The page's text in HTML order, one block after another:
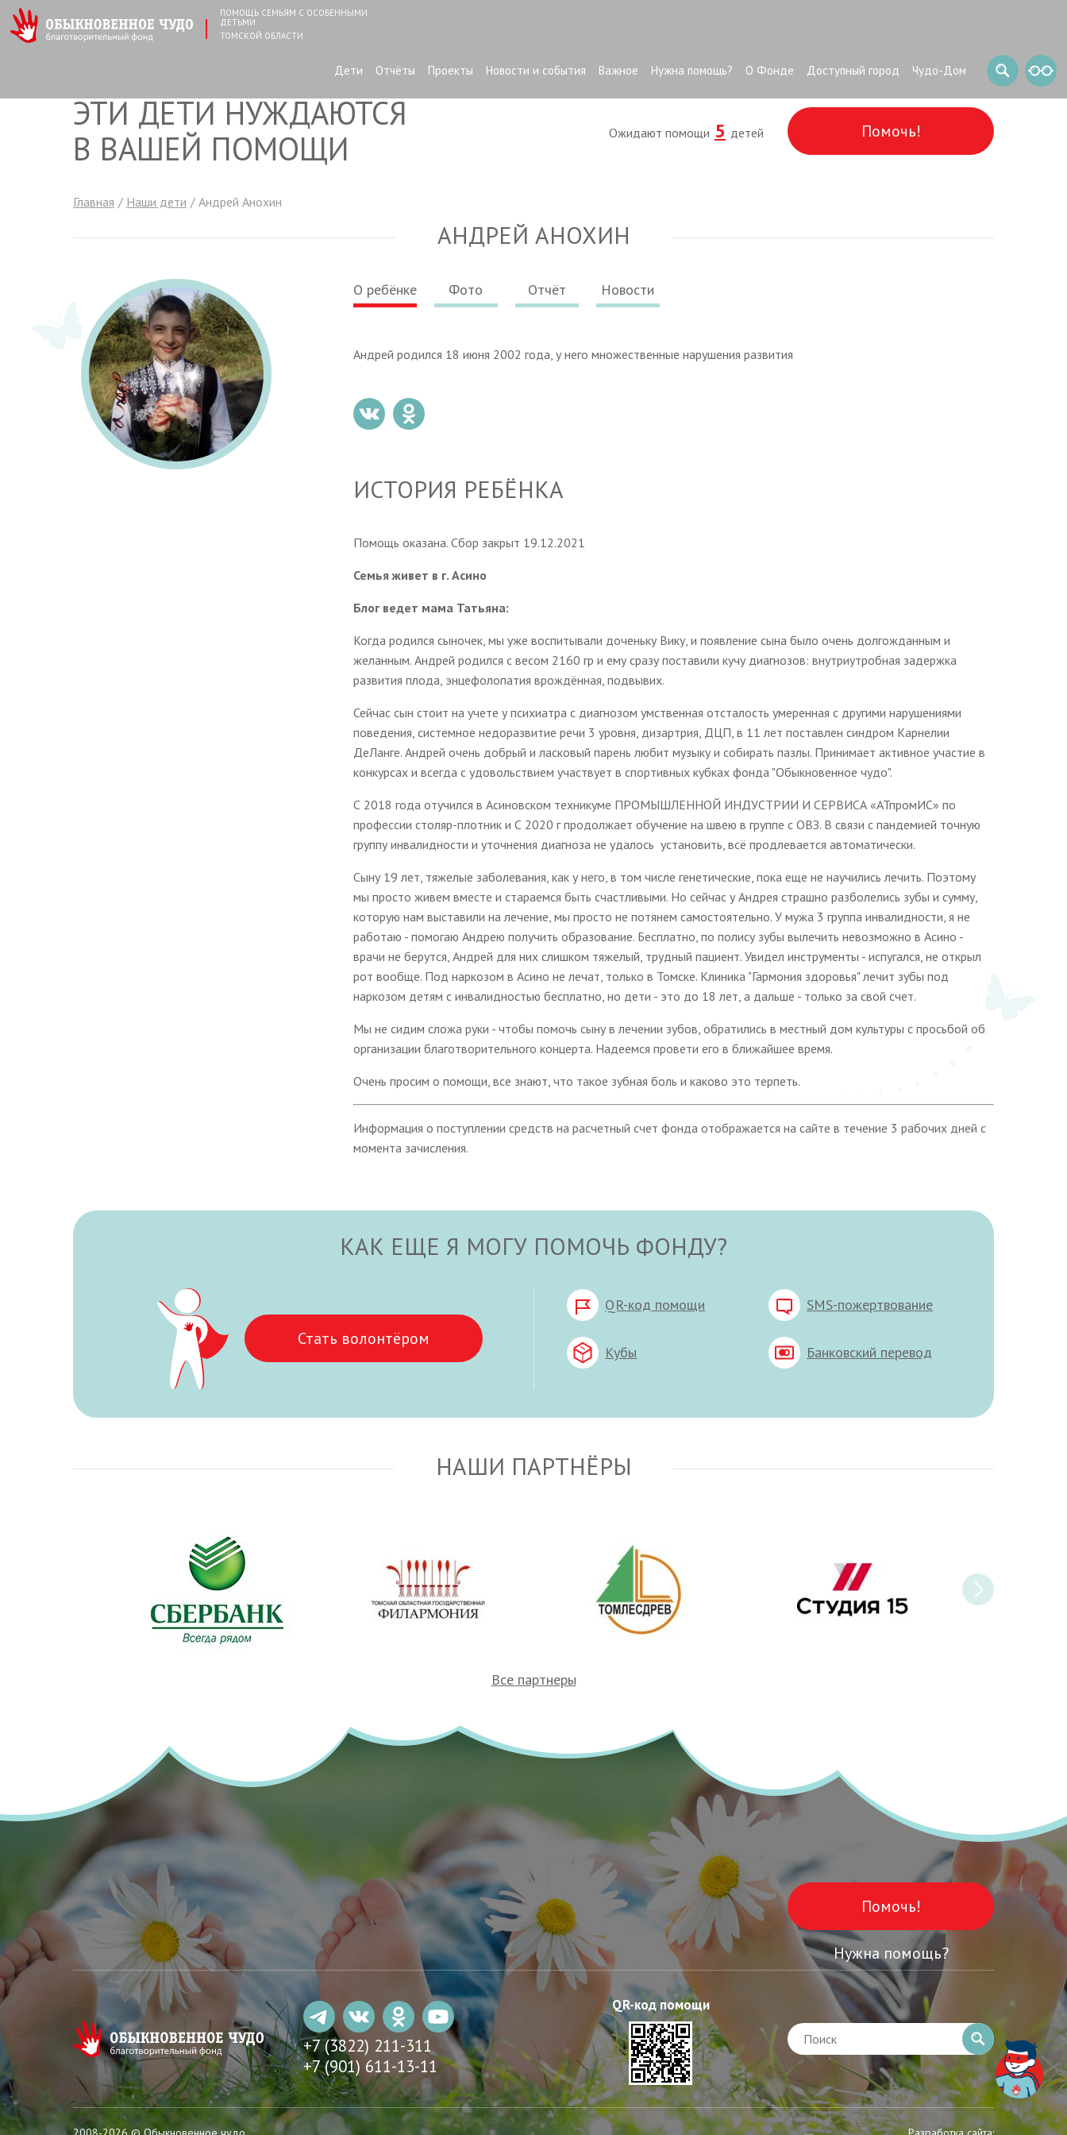
ПОМОЩЬ СЕМЬЯМ С ОСОБЕННЫМИ
ДЕТЬМИ
ТОМСКОЙ ОБЛАСТИ
Дети Отчёты Проекты Новости и события Важное Нужна помощь? О Фонде Доступный город Чудо-Дом
ЭТИ ДЕТИ НУЖДАЮТСЯ
В ВАШЕЙ ПОМОЩИ
Ожидают помощи 5 детей Помочь!
Главная Наши дети Андрей Анохин
АНДРЕЙ АНОХИН
О ребёнке Фото Отчёт Новости
Андрей родился 18 июня 2002 года, у него множественные нарушения развития
ИСТОРИЯ РЕБЁНКА
Помощь оказана. Сбор закрыт 19.12.2021
Семья живет в г. Асино
Блог ведет мама Татьяна:
Когда родился сыночек, мы уже воспитывали доченьку Вику, и появление сына было очень долгожданным и
желанным. Андрей родился с весом 2160 гр и ему сразу поставили кучу диагнозов: внутриутробная задержка
развития плода, энцефолопатия врождённая, подвывих.
Сейчас сын стоит на учете у психиатра с диагнозом умственная отсталость умеренная с другими нарушениями
поведения, системное недоразвитие речи 3 уровня, дизартрия, ДЦП, в 11 лет поставлен синдром Карнелии
ДеЛанге. Андрей очень добрый и ласковый парень любит музыку и собирать пазлы. Принимает активное участие в
конкурсах и всегда с удовольствием участвует в спортивных кубках фонда "Обыкновенное чудо".
С 2018 года отучился в Асиновском техникуме ПРОМЫШЛЕННОЙ ИНДУСТРИИ И СЕРВИСА «АТпромИС» по
профессии столяр-плотник и С 2020 г продолжает обучение на швею в группе с ОВЗ. В связи с пандемией точную
группу инвалидности и уточнения диагноза не удалось установить, всё продлевается автоматически.
Сыну 19 лет, тяжелые заболевания, как у него, в том числе генетические, пока еще не научились лечить. Поэтому
мы просто живем вместе и стараемся быть счастливыми. Но сейчас у Андрея страшно разболелись зубы и сумму,
которую нам выставили на лечение, мы просто не потянем самостоятельно. У мужа 3 группа инвалидности, я не
работаю - помогаю Андрею получить образование. Бесплатно, по полису зубы вылечить невозможно в Асино -
врачи не берутся, Андрей для них слишком тяжелый, трудный пациент. Увидел инструменты - испугался, не открыл
рот вообще. Под наркозом в Асино не лечат, только в Томске. Клиника "Гармония здоровья" лечит зубы под
наркозом детям с инвалидностью бесплатно, но дети - это до 18 лет, а дальше - только за свой счет.
Мы не сидим сложа руки - чтобы помочь сыну в лечении зубов, обратились в местный дом культуры с просьбой об
организации благотворительного концерта. Надеемся провети его в ближайшее время.
Очень просим о помощи, все знают, что такое зубная боль и каково это терпеть.
Информация о поступлении средств на расчетный счет фонда отображается на сайте в течение 3 рабочих дней с
момента зачисления.
КАК ЕЩЕ Я МОГУ ПОМОЧЬ ФОНДУ?
Стать волонтёром
QR-код помощи SMS-пожертвование
Кубы Банковский перевод
НАШИ ПАРТНЁРЫ
Все партнеры
Помочь!
Нужна помощь?
+7 (3822) 211-311
+7 (901) 611-13-11